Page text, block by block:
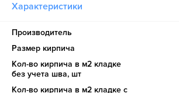
Характеристики
Производитель
Размер кирпича
Кол-во кирпича в м2 кладке
без учета шва, шт
Кол-во кирпича в м2 кладке с